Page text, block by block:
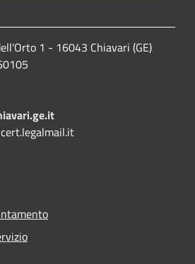
1 - 16043 Chiavari (GE)